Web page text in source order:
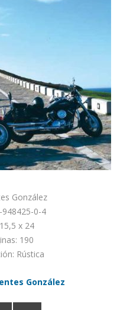
González
948425-0-4
x 24
190
Rústica
González